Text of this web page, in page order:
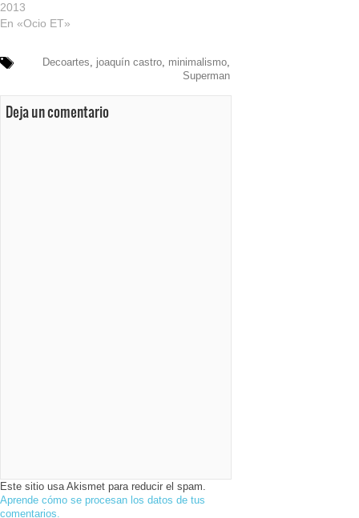
2013
En «Ocio ET»
Decoartes, joaquín castro, minimalismo,
Superman
Deja un comentario
Este sitio usa Akismet para reducir el spam.
Aprende cómo se procesan los datos de tus
comentarios.